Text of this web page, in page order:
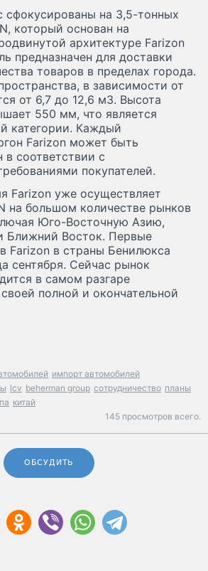
сфокусированы на 3,5-тонных
который основан на
архитектуре Farizon
предназначен для доставки
товаров в пределах города.
в зависимости от
от 6,7 до 12,6 м3. Высота
550 мм, что является
категории. Каждый
Farizon может быть
в соответствии с
покупателей.
Farizon уже осуществляет
на большом количестве рынков
Юго-Восточную Азию,
Восток. Первые
Farizon в страны Бенилюкса
сентября. Сейчас рынок
в самом разгаре
полной и окончательной
импорт автомобилей
lcv beherman group сотрудничество планы
китай
145 просмотров всего.
ОБСУДИТЬ